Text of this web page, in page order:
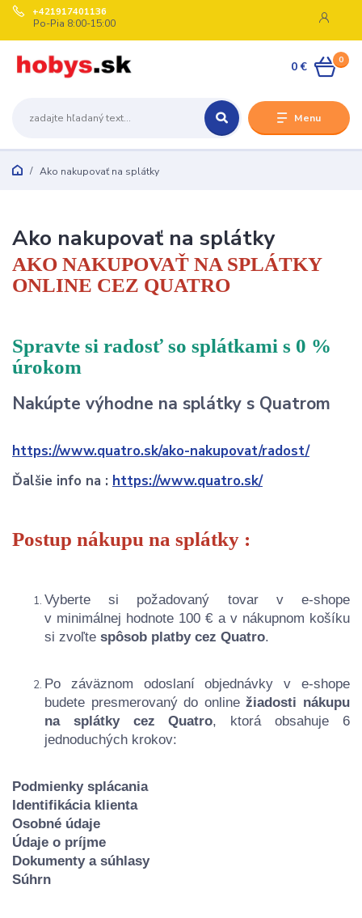
Menu
+421917401136
Po-Pia 8:00-15:00
0
0 €
Ako nakupovať na splátky
Ako nakupovať na splátky
AKO NAKUPOVAŤ NA SPLÁTKY
ONLINE CEZ QUATRO
Spravte si radosť so splátkami s 0 %
úrokom
Nakúpte výhodne na splátky s Quatrom
https://www.quatro.sk/ako-nakupovat/radost/
Ďalšie info na : https://www.quatro.sk/
Postup nákupu na splátky :
Vyberte si požadovaný tovar v e-shope
v minimálnej hodnote 100 € a v nákupnom košíku
si zvoľte spôsob platby cez Quatro.
Po záväznom odoslaní objednávky v e-shope
budete presmerovaný do onlinežiadosti nákupu
na splátky cez Quatro, ktorá obsahuje 6
jednoduchých krokov:
Podmienky splácania
Identifikácia klienta
Osobné údaje
Údaje o príjme
Dokumenty a súhlasy
Súhrn